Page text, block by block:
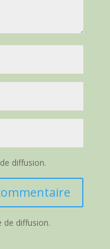
diffusion.
de diffusion.